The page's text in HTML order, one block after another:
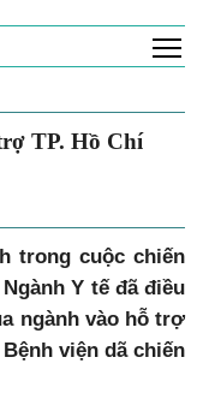
TP. Hồ Chí
trong cuộc chiến
Y tế đã điều
ngành vào hỗ trợ
viện dã chiến